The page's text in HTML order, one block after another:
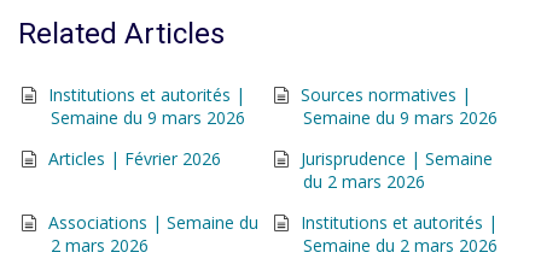
Related Articles
Institutions et autorités |
Semaine du 9 mars 2026
Sources normatives |
Semaine du 9 mars 2026
Articles | Février 2026
Jurisprudence | Semaine
du 2 mars 2026
Associations | Semaine du
2 mars 2026
Institutions et autorités |
Semaine du 2 mars 2026